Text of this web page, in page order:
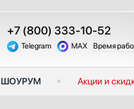
+7 (800) 333-10-52
Telegram MAX Время
ШОУРУМ Акции и